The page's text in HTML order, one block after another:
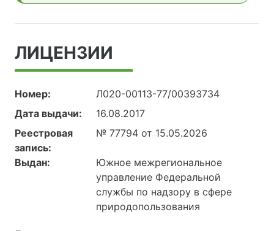
ЛИЦЕНЗИИ
Номер:
Л020-00113-77/00393734
Дата выдачи:
16.08.2017
Реестровая
запись:
№ 77794 от 15.05.2026
Выдан:
Южное межрегиональное
управление Федеральной
службы по надзору в сфере
природопользования